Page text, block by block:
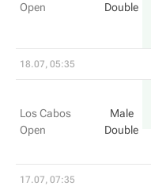
Open
Double
18.07, 05:35
Los Cabos
Open
Male
Double
17.07, 07:35